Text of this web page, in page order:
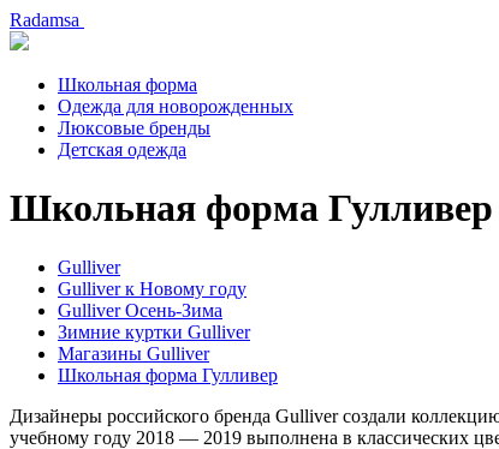
Radamsa
Школьная форма
Одежда для новорожденных
Люксовые бренды
Детская одежда
Школьная форма Гулливер
Gulliver
Gulliver к Новому году
Gulliver Осень-Зима
Зимние куртки Gulliver
Магазины Gulliver
Школьная форма Гулливер
Дизайнеры российского бренда Gulliver создали
учебному году 2018 — 2019 выполнена в классических